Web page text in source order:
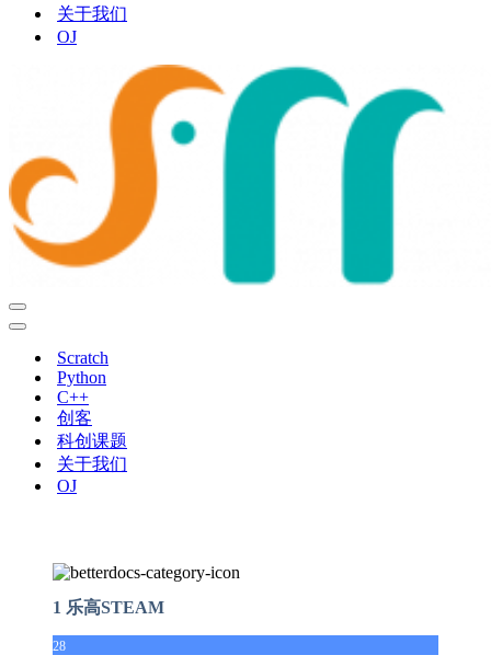
关于我们
OJ
导
航
导
Scratch
Python
C++
创客
科创课题
关于我们
OJ
1 乐高STEAM
28